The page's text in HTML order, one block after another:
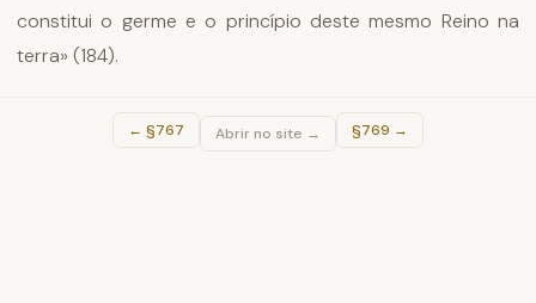
constitui o germe e o princípio deste mesmo Reino na
terra» (184).
← §767 Abrir no site → §769 →